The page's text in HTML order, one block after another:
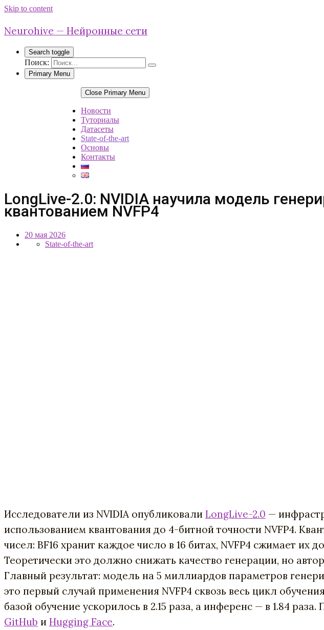
Skip to content
Neurohive — Нейронные сети
Search toggle
Поиск:
Primary Menu
Close Primary Menu
Новости
Туториалы
Датасеты
State-of-the-art
Основы
Контакты
LongLive-2.0: NVIDIA научила модель
квантованием NVFP4
20 мая 2026
State-of-the-art
Исследователи из NVIDIA опубликовали LongLive-2.0 —
использованием квантования до 4-битной точности NVFP4.
чисел: BF16 хранит каждое число в 16 битах, NVFP4 сжимает
Теоретически это должно снижать качество генерации, но
Главный результат: модель на 5 миллиардов параметров
это первый случай применения NVFP4 сквозь весь цикл
базой обучение ускорилось в 2.15 раза, а инференс — в 1.84
GitHub и Hugging Face.